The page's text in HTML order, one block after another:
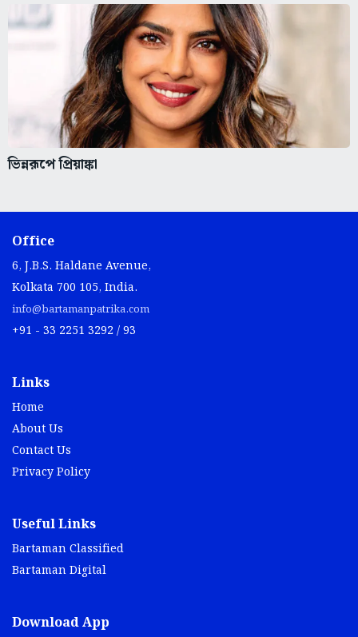
ভিন্নরূপে প্রিয়াঙ্কা
Office
6, J.B.S. Haldane Avenue,
Kolkata 700 105, India.
info@bartamanpatrika.com
+91 - 33 2251 3292 / 93
Links
Home
About Us
Contact Us
Privacy Policy
Useful Links
Bartaman Classified
Bartaman Digital
Download App